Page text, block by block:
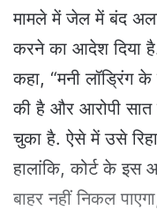
n
e
a
i
मामले में जेल में बंद
करने का आदेश दिया
कहा, “मनी लॉड्रिंग
की है और आरोपी सात
चुका है. ऐसे में उसे
हालांकि, कोर्ट के
बाहर नहीं निकल